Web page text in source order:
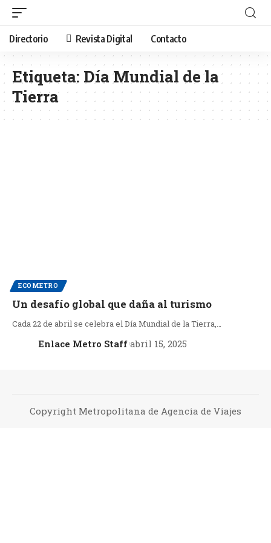
Directorio Revista Digital Contacto
Etiqueta: Día Mundial de la
Tierra
ECOMETRO
Un desafío global que daña al turismo
Cada 22 de abril se celebra el Día Mundial de la Tierra,…
Enlace Metro Staff abril 15, 2025
Copyright Metropolitana de Agencia de Viajes